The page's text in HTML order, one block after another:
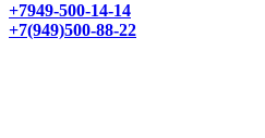
+7949-500-14-14
+7(949)500-88-22